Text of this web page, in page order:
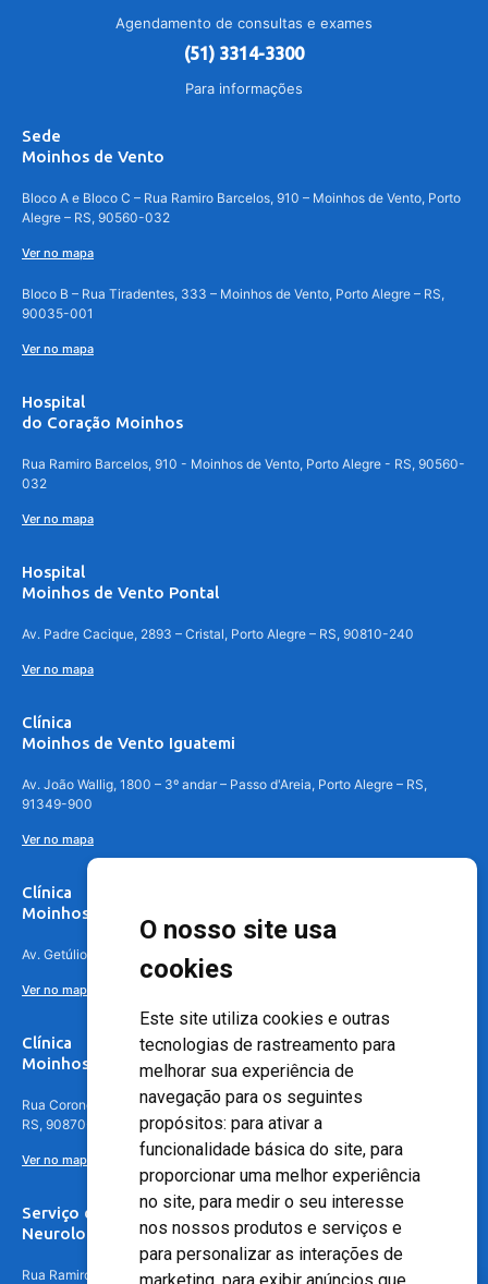
O nosso site usa
cookies
Este site utiliza cookies e outras
tecnologias de rastreamento para
melhorar sua experiência de
navegação para os seguintes
propósitos: para ativar a
funcionalidade básica do site, para
proporcionar uma melhor experiência
no site, para medir o seu interesse
nos nossos produtos e serviços e
para personalizar as interações de
Agendamento de consultas e exames
(51) 3314-3300
Para informações
Sede
Moinhos de Vento
Bloco A e Bloco C – Rua Ramiro Barcelos, 910 – Moinhos de Vento, Porto
Alegre – RS, 90560-032
Ver no mapa
Bloco B – Rua Tiradentes, 333 – Moinhos de Vento, Porto Alegre – RS,
90035-001
Ver no mapa
Hospital
do Coração Moinhos
Rua Ramiro Barcelos, 910 - Moinhos de Vento, Porto Alegre - RS, 90560-
032
Ver no mapa
Hospital
Moinhos de Vento Pontal
Av. Padre Cacique, 2893 – Cristal, Porto Alegre – RS, 90810-240
Ver no mapa
Clínica
Moinhos de Vento Iguatemi
Av. João Wallig, 1800 – 3º andar – Passo d'Areia, Porto Alegre – RS,
91349-900
Ver no mapa
Clínica
Moinhos de Vento Canoas
Av. Getúlio Vargas, 4841 – Centro, Canoas – RS, 92010-010
Ver no mapa
Clínica
Moinhos de Vento - Teresópolis
Rua Coronel Aparício Borges, 250 - 3º andar - Teresópolis, Porto Alegre -
RS, 90870-016
Ver no mapa
Serviço de
Neurologia
Rua Ramiro Barcelos, 630 – 5º andar – Floresta, Porto Alegre – RS,